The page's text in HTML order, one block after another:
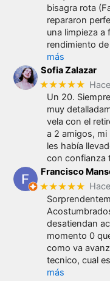
bisagra rota
repararon
una limpieza a
rendimiento
más
Sofia Zalazar
★★★★★
Un 20.
muy
vela con el
a 2 amigos, mi
les había
con confianza
Francisco
★★★★★
desatiendan
momento 0
como va
tecnico, cual
más